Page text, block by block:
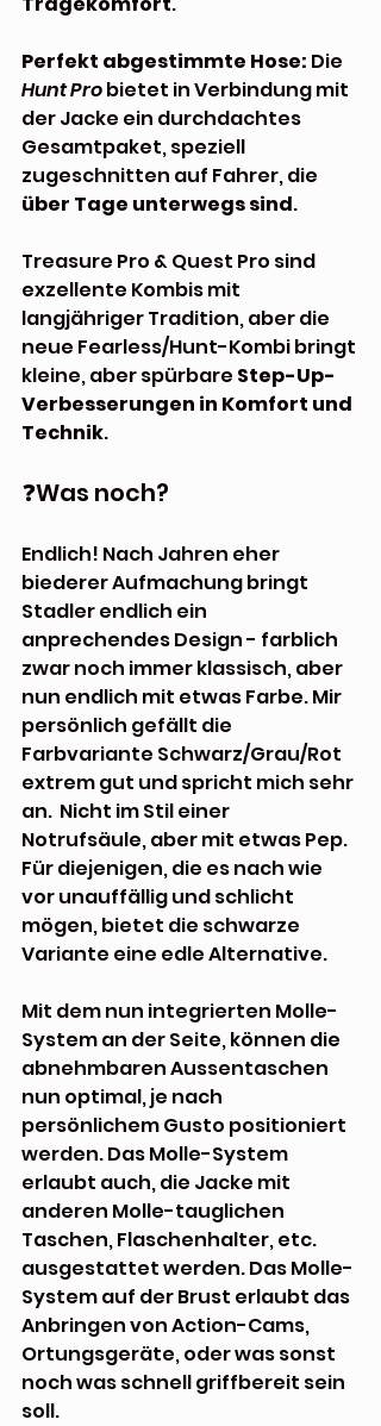
Perfekt abgestimmte Hose: Die
Hunt Pro bietet in Verbindung mit
der Jacke ein durchdachtes
Gesamtpaket, speziell
zugeschnitten auf Fahrer, die
über Tage unterwegs sind.
Treasure Pro & Quest Pro sind
exzellente Kombis mit
langjähriger Tradition, aber die
neue Fearless/Hunt-Kombi bringt
kleine, aber spürbare Step-Up-
Verbesserungen in Komfort und
Technik.
❓Was noch?
Endlich! Nach Jahren eher
biederer Aufmachung bringt
Stadler endlich ein
anprechendes Design - farblich
zwar noch immer klassisch, aber
nun endlich mit etwas Farbe. Mir
persönlich gefällt die
Farbvariante Schwarz/Grau/Rot
extrem gut und spricht mich sehr
an.  Nicht im Stil einer
Notrufsäule, aber mit etwas Pep.
Für diejenigen, die es nach wie
vor unauffällig und schlicht
mögen, bietet die schwarze
Variante eine edle Alternative.
Mit dem nun integrierten Molle-
System an der Seite, können die
abnehmbaren Aussentaschen
nun optimal, je nach
persönlichem Gusto positioniert
werden. Das Molle-System
erlaubt auch, die Jacke mit
anderen Molle-tauglichen
Taschen, Flaschenhalter, etc.
ausgestattet werden. Das Molle-
System auf der Brust erlaubt das
Anbringen von Action-Cams,
Ortungsgeräte, oder was sonst
noch was schnell griffbereit sein
soll.